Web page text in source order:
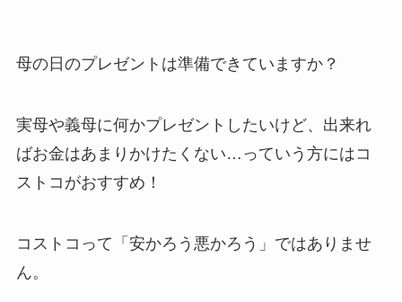
母の日のプレゼントは準備できていますか？
実母や義母に何かプレゼントしたいけど、出来れ
ばお金はあまりかけたくない…っていう方にはコ
ストコがおすすめ！
コストコって「安かろう悪かろう」ではありませ
ん。